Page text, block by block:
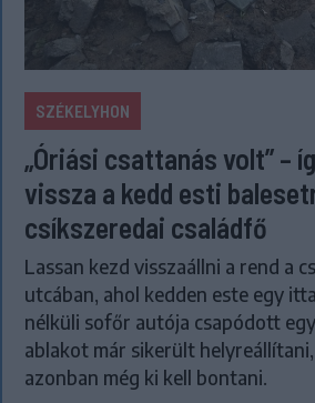
SZÉKELYHON
„Óriási csattanás volt” –
vissza a kedd esti
csíkszeredai családfő
Lassan kezd visszaállni a rend a
utcában, ahol kedden este egy
nélküli sofőr autója csapódott
ablakot már sikerült
azonban még ki kell bontani.